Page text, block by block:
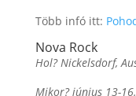
Több infó itt:
Nova Rock
Hol? Nickelsdorf,
Mikor? június 13-16.